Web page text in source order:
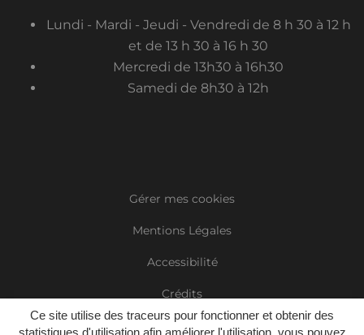
Ce site utilise des traceurs pour fonctionner et obtenir des
statistiques d'utilisation afin améliorer l'utilisation, vous pouvez
Lundi - Mardi - Jeudi - Vendredi de 8 h 30 à 12 h
et de 13 h 30 à 16 h 30
Mercredi de 13h30 à 16h30
Samedi de 8h30 à 12h
Gérer mes cookies
Mentions Légales
Accessibilité
Crédits
Plan du site